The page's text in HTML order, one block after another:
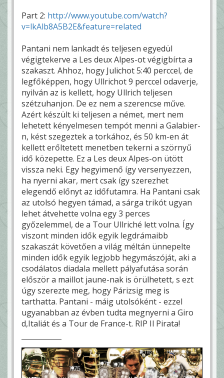
Part 2: http://www.youtube.com/watch?
v=lkAlb8A5B2E&feature=related
Pantani nem lankadt és teljesen egyedül
végigtekerve a Les deux Alpes-ot végigbírta a
szakaszt. Ahhoz, hogy Julichot 5:40 perccel, de
legfőképpen, hogy Ullrichot 9 perccel odaverje,
nyilván az is kellett, hogy Ullrich teljesen
szétzuhanjon. De ez nem a szerencse műve.
Azért készült ki teljesen a német, mert nem
lehetett kényelmesen tempót menni a Galabier-
n, kést szegeztek a torkához, és 50 km-en át
kellett erőltetett menetben tekerni a szörnyű
idő közepette. Ez a Les deux Alpes-on ütött
vissza neki. Egy hegyimenő így versenyezzen,
ha nyerni akar, mert csak így szerezhet
elegendő előnyt az időfutamra. Ha Pantani csak
az utolsó hegyen támad, a sárga trikót ugyan
lehet átvehette volna egy 3 perces
győzelemmel, de a Tour Ullriché lett volna. Így
viszont minden idők egyik legdrámaibb
szakaszát követően a világ méltán ünnepelte
minden idők egyik legjobb hegymászóját, aki a
csodálatos diadala mellett pályafutása során
először a maillot jaune-nak is örülhetett, s ezt
úgy szerezte meg, hogy Párizsig meg is
tarthatta. Pantani - máig utolsóként - ezzel
ugyanabban az évben tudta megnyerni a Giro
d,Italiát és a Tour de France-t. RIP Il Pirata!